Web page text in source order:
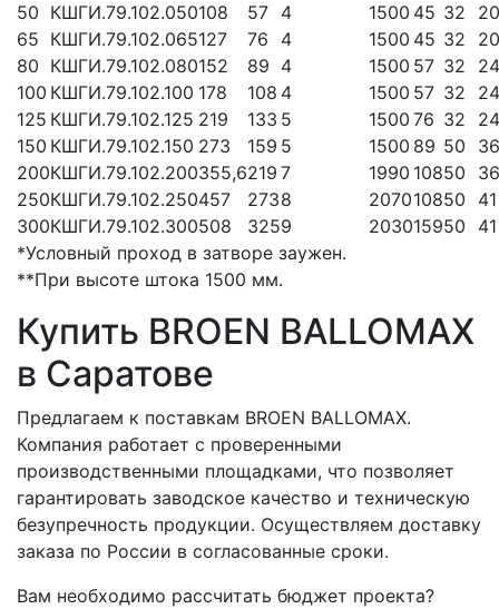
50 КШГИ.79.102.050108 57 4 1500 45 32
20
65 КШГИ.79.102.065127 76 4 1500 45 32
20
80 КШГИ.79.102.080152 89 4 1500 57 32
24
100 КШГИ.79.102.100 178 108 4 1500 57 32
24
125 КШГИ.79.102.125 219 133 5 1500 76 32
24
150 КШГИ.79.102.150 273 159 5 1500 89 50
36
200КШГИ.79.102.200355,6219 7 1990 10850
36
250КШГИ.79.102.250457 2738 207010850
41
300КШГИ.79.102.300508 3259 203015950
41
*Условный проход в затворе заужен.
**При высоте штока 1500 мм.
Купить BROEN BALLOMAX
в Саратове
Предлагаем к поставкам BROEN BALLOMAX.
Компания работает с проверенными
производственными площадками, что позволяет
гарантировать заводское качество и техническую
безупречность продукции. Осуществляем доставку
заказа по России в согласованные сроки.
Вам необходимо рассчитать бюджет проекта?